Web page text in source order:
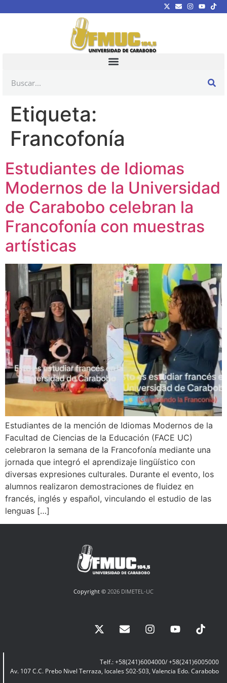
Etiqueta:
Francofonía
Estudiantes de Idiomas
Modernos de la Universidad
de Carabobo celebran la
Francofonía con muestras
artísticas
Estudiantes de la mención de Idiomas Modernos de la
Facultad de Ciencias de la Educación (FACE UC)
celebraron la semana de la Francofonía mediante una
jornada que integró el aprendizaje lingüístico con
diversas expresiones culturales. Durante el evento, los
alumnos realizaron demostraciones de fluidez en
francés, inglés y español, vinculando el estudio de las
lenguas […]
Copyright © 2026 DIMETEL-UC
Telf.: +58(241)6004000/ +58(241)6005000
Av. 107 C.C. Prebo Nivel Terraza, locales S02-S03, Valencia Edo. Carabobo